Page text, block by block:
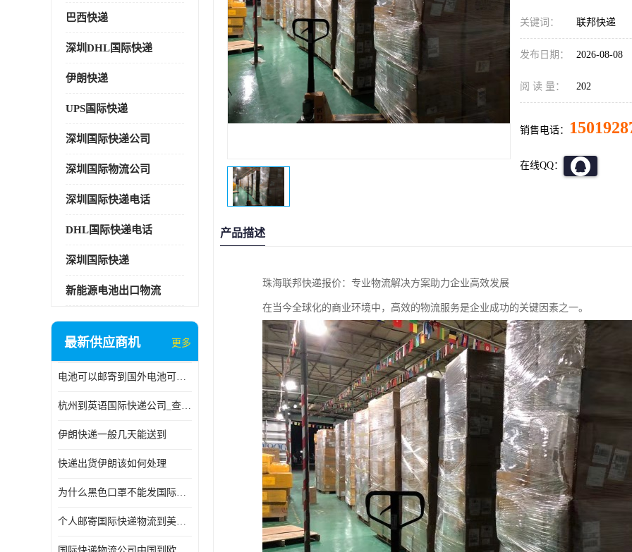
巴西快递
深圳DHL国际快递
伊朗快递
UPS国际快递
深圳国际快递公司
深圳国际物流公司
深圳国际快递电话
DHL国际快递电话
深圳国际快递
新能源电池出口物流
最新供应商机 更多
电池可以邮寄到国外电池可以发国际物流手机电池可以邮寄到国外
杭州到英语国际快递公司_查国际快递
伊朗快递一般几天能送到
快递出货伊朗该如何处理
为什么黑色口罩不能发国际快递 国际寄口罩快递需要填写信息
个人邮寄国际快递物流到美加墨西哥英国比利时荷兰波兰意大利
关键词： 联邦快递
发布日期： 2026-08-08
阅 读 量： 202
销售电话：
在线QQ：
产品描述
珠海联邦快递报价：专业物流解决方案助力企业高效发展
在当今全球化的商业环境中，高效的物流服务是企业成功的关键因素之一。